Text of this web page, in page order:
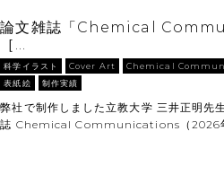
論文雑誌「Chemical
［…
科学イラスト Cover Art Chemical
表紙絵
制作実績
弊社で制作しました立教大学 三井正明先
誌 Chemical Communications（2026